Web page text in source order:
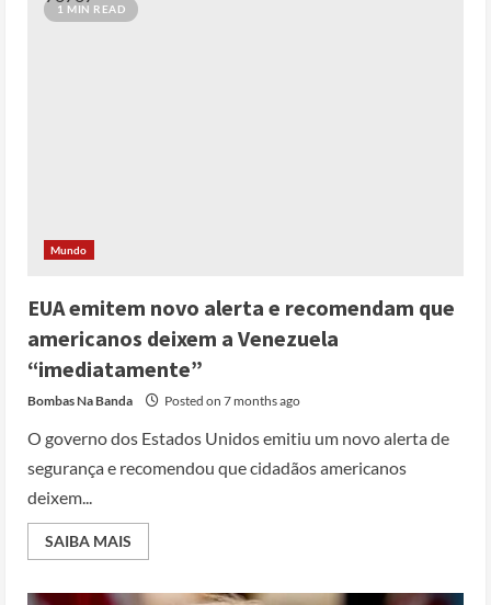
1 MIN READ
Mundo
EUA emitem novo alerta e recomendam que
americanos deixem a Venezuela
“imediatamente”
Bombas Na Banda Posted on 7 months ago
O governo dos Estados Unidos emitiu um novo alerta de
segurança e recomendou que cidadãos americanos
deixem...
SAIBA MAIS